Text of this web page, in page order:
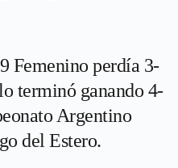
Femenino perdía 3-
terminó ganando 4-
Argentino
del Estero.